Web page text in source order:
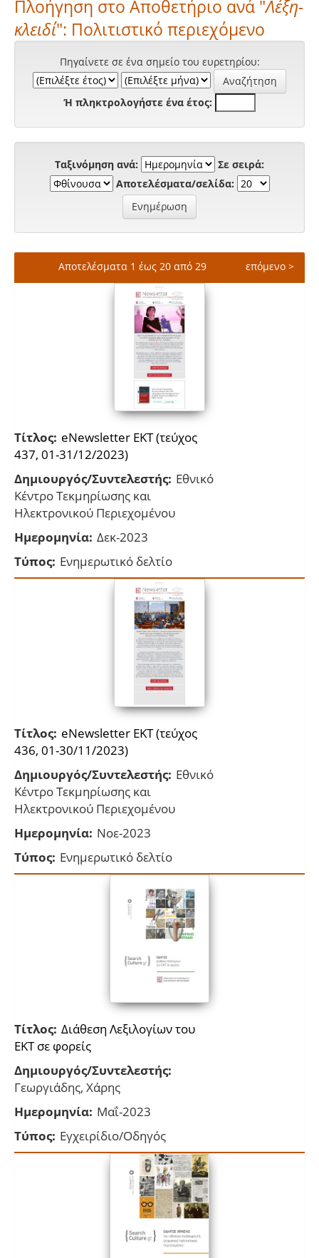
Πλοήγηση στο Αποθετήριο ανά "Λέξη-
κλειδί": Πολιτιστικό περιεχόμενο
Πηγαίνετε σε ένα σημείο του ευρετηρίου:
Ή πληκτρολογήστε ένα έτος:
Ταξινόμηση ανά:
Σε σειρά:
Αποτελέσματα/σελίδα:
Αποτελέσματα 1 έως 20 από 29 επόμενο >
Τίτλος: eNewsletter EKT (τεύχος
437, 01-31/12/2023)
Δημιουργός/Συντελεστής: Εθνικό
Κέντρο Τεκμηρίωσης και
Ηλεκτρονικού Περιεχομένου
Ημερομηνία: Δεκ-2023
Τύπος: Ενημερωτικό δελτίο
Τίτλος: eNewsletter EKT (τεύχος
436, 01-30/11/2023)
Δημιουργός/Συντελεστής: Εθνικό
Κέντρο Τεκμηρίωσης και
Ηλεκτρονικού Περιεχομένου
Ημερομηνία: Νοε-2023
Τύπος: Ενημερωτικό δελτίο
Τίτλος: Διάθεση Λεξιλογίων του
ΕΚΤ σε φορείς
Δημιουργός/Συντελεστής:
Γεωργιάδης, Χάρης
Ημερομηνία: Μαΐ-2023
Τύπος: Εγχειρίδιο/Οδηγός